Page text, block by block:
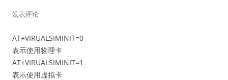
发表评论
AT+VIRUALSIMINIT=0
表示使用物理卡
AT+VIRUALSIMINIT=1
表示使用虚拟卡